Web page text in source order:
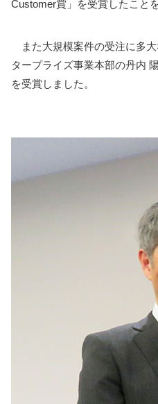
Customer賞」を受賞したこと
また大規模案件の受注に多
タープライズ事業本部の丹内
を受賞しました。